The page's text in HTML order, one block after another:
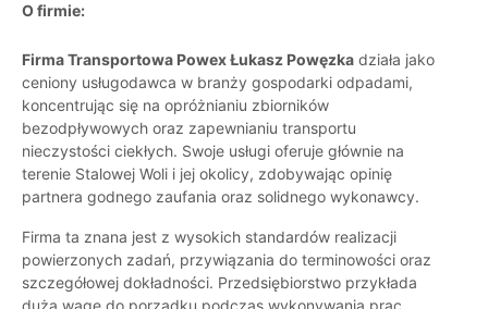
O firmie:
Firma Transportowa Powex Łukasz Powęzka działa jako
ceniony usługodawca w branży gospodarki odpadami,
koncentrując się na opróżnianiu zbiorników
bezodpływowych oraz zapewnianiu transportu
nieczystości ciekłych. Swoje usługi oferuje głównie na
terenie Stalowej Woli i jej okolicy, zdobywając opinię
partnera godnego zaufania oraz solidnego wykonawcy.
Firma ta znana jest z wysokich standardów realizacji
powierzonych zadań, przywiązania do terminowości oraz
szczegółowej dokładności. Przedsiębiorstwo przykłada
dużą wagę do porządku podczas wykonywania prac,